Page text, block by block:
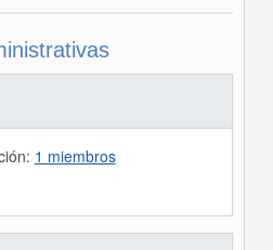
1 miembros